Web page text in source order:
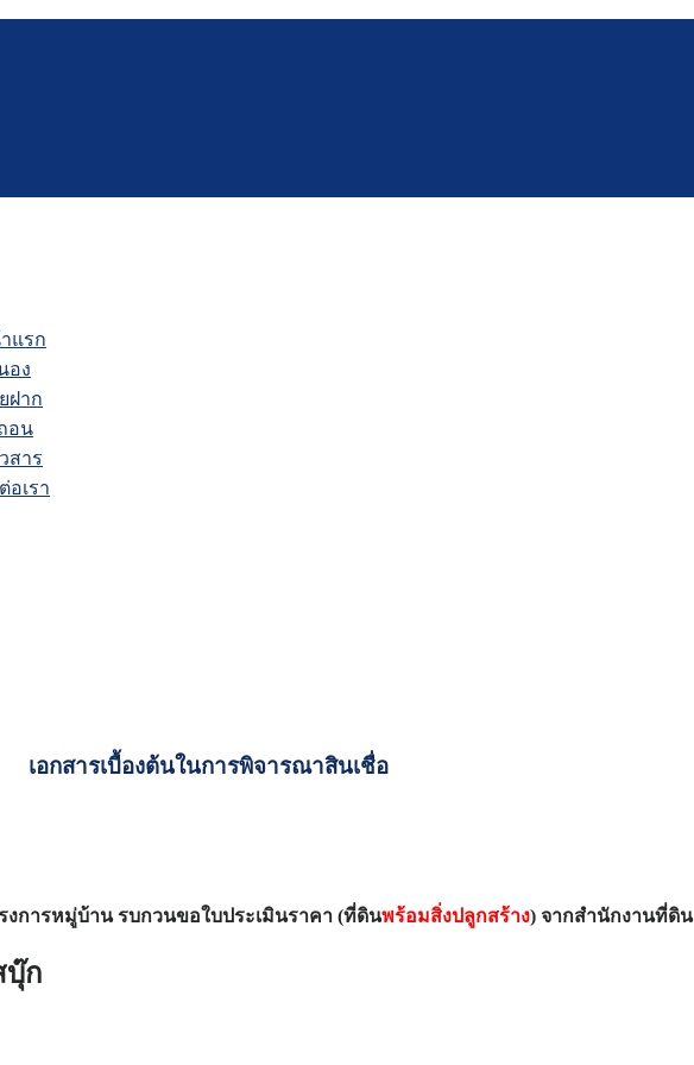
แรก
อง
ฝาก
อน
สาร
อเรา
เอกสารเบื้องต้นในการพิจารณาสินเชื่อ
งการหมู่บ้าน รบกวนขอใบประเมินราคา (ที่ดินพร้อมสิ่งปลูกสร้าง) จากสำนักงานที่ดิน
บุ๊ก